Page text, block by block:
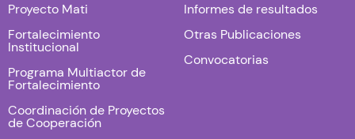
Proyecto Mati
Fortalecimiento
Institucional
Programa Multiactor de
Fortalecimiento
Coordinación de Proyectos
de Cooperación
Informes de resultados
Otras Publicaciones
Convocatorias